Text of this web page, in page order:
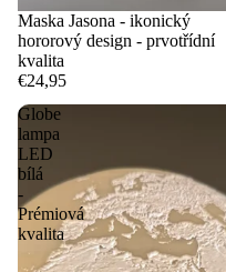
Maska Jasona - ikonický
hororový design - prvotřídní
kvalita
€24,95
Globe
lampa
LED
bílá
-
Prémiová
kvalita